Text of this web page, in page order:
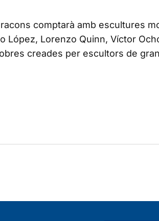
comptarà amb escultures
López, Lorenzo Quinn, Víctor
creades per escultors de